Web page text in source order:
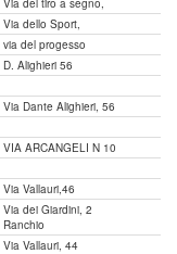
Via del tiro a segno,
Via dello Sport,
via del progesso
D. Alighieri 56
Via Dante Alighieri, 56
VIA ARCANGELI N 10
Via Vallauri,46
Via dei Giardini, 2
Ranchio
Via Vallauri, 44